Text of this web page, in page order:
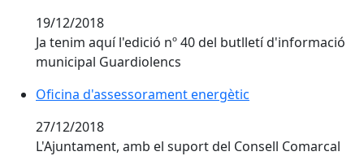
19/12/2018
Ja tenim aquí l'edició nº 40 del butlletí d'informació
municipal Guardiolencs
Oficina d'assessorament energètic
Oficina d'assessorament energètic
27/12/2018
L'Ajuntament, amb el suport del Consell Comarcal